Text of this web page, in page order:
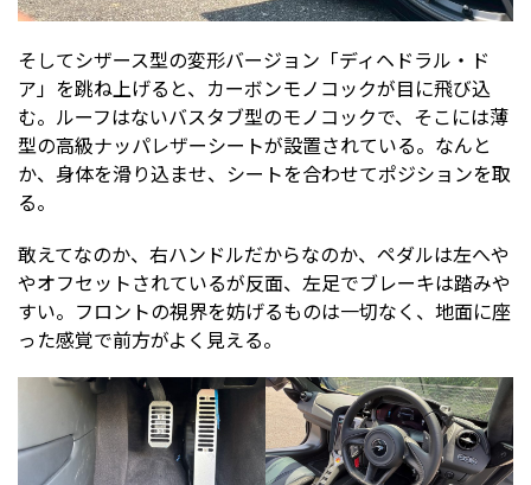
そしてシザース型の変形バージョン「ディヘドラル・ド
ア」を跳ね上げると、カーボンモノコックが目に飛び込
む。ルーフはないバスタブ型のモノコックで、そこには薄
型の高級ナッパレザーシートが設置されている。なんと
か、身体を滑り込ませ、シートを合わせてポジションを取
る。
敢えてなのか、右ハンドルだからなのか、ペダルは左へや
やオフセットされているが反面、左足でブレーキは踏みや
すい。フロントの視界を妨げるものは一切なく、地面に座
った感覚で前方がよく見える。